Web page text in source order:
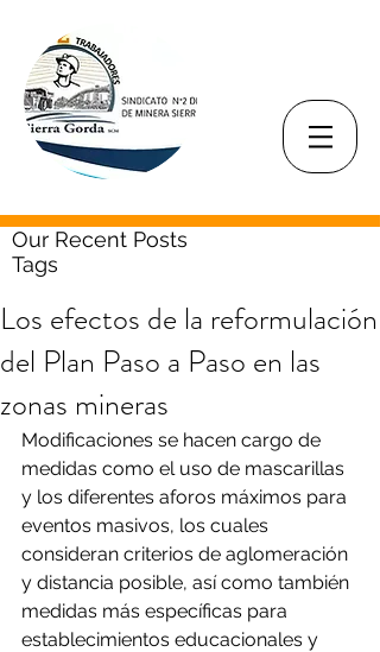
Our Recent Posts
Tags
Los efectos de la reformulación
del Plan Paso a Paso en las
zonas mineras
Modificaciones se hacen cargo de
medidas como el uso de mascarillas
y los diferentes aforos máximos para
eventos masivos, los cuales
consideran criterios de aglomeración
y distancia posible, así como también
medidas más específicas para
establecimientos educacionales y